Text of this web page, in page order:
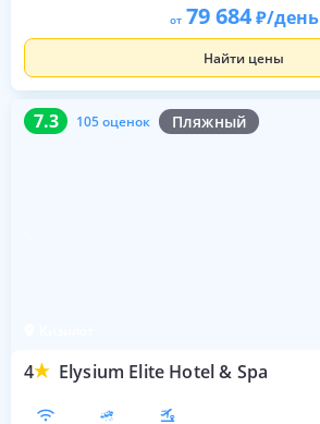
от 79 684 /день
Найти цены
7.3 105 оценок Пляжный
4 Elysium Elite Hotel & Spa
7.3 105 оценок